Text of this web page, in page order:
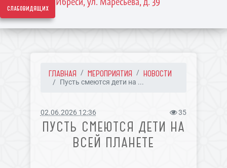
слабовидящих
ГЛАВНАЯ МЕРОПРИЯТИЯ НОВОСТИ
Пусть смеются дети на ...
02.06.2026 12:36 35
ПУСТЬ СМЕЮТСЯ ДЕТИ НА
ВСЕЙ ПЛАНЕТЕ